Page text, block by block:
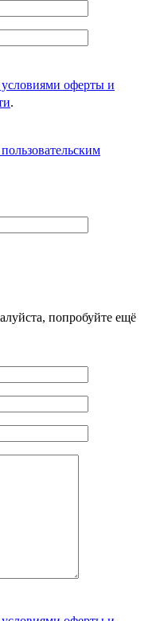
условиями оферты и
.
попробуйте ещё